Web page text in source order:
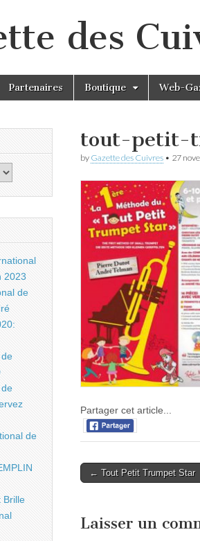
des
Partenaires Boutique Web-
tout-petit-
by Gazette des Cuivres • 27
Partager cet article...
Post
← Tout Petit Trumpet Star
Laisser un
2023
de
de
Brille